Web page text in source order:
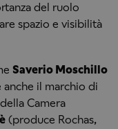
del ruolo
spazio e visibilità
Saverio Moschillo
il marchio di
Camera
(produce Rochas,